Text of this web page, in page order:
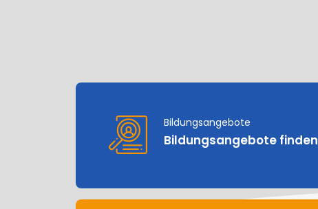
Bildungsangebote
Bildungsangebote finden